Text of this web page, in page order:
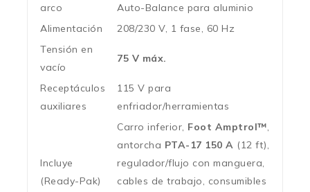
arco
Auto-Balance para aluminio
Alimentación
208/230 V, 1 fase, 60 Hz
Tensión en
vacío
75 V máx.
Receptáculos
auxiliares
115 V para
enfriador/herramientas
Incluye
(Ready-Pak)
Carro inferior, Foot Amptrol™,
antorcha PTA-17 150 A (12 ft),
regulador/flujo con manguera,
cables de trabajo, consumibles